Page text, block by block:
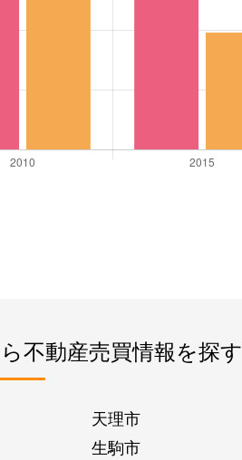
不動産売買情報を探す
天理市
生駒市